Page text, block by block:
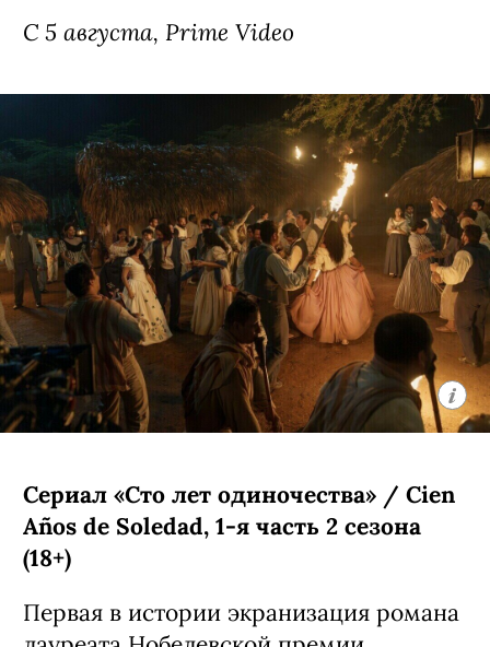
С 5 августа, Prime Video
Сериал «Сто лет одиночества» / Cien
Años de Soledad, 1-я часть 2 сезона
(18+)
Первая в истории экранизация романа